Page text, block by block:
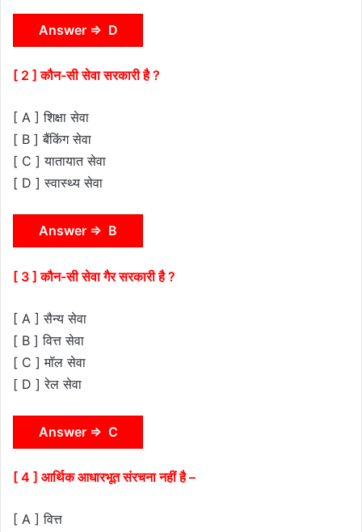
Answer ⇒ D
[ 2 ] कौन-सी सेवा सरकारी है ?
[ A ] शिक्षा सेवा
[ B ] बैंकिंग सेवा
[ C ] यातायात सेवा
[ D ] स्वास्थ्य सेवा
Answer ⇒ B
[ 3 ] कौन-सी सेवा गैर सरकारी है ?
[ A ] सैन्य सेवा
[ B ] वित्त सेवा
[ C ] मॉल सेवा
[ D ] रेल सेवा
Answer ⇒ C
[ 4 ] आर्थिक आधारभूत संरचना नहीं है –
[ A ] वित्त